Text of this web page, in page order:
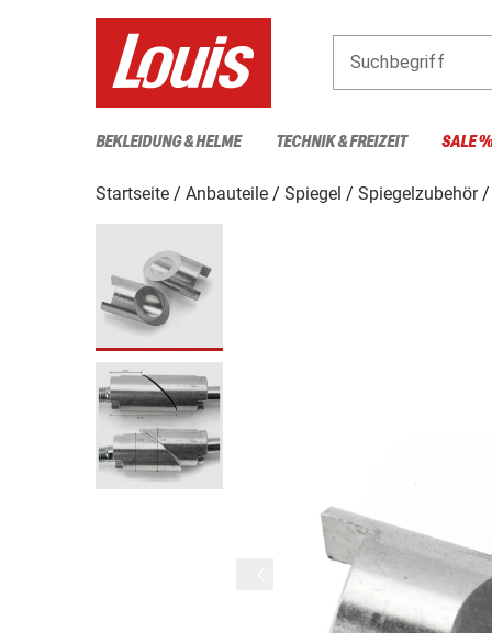
Suchbegriff
BEKLEIDUNG & HELME TECHNIK & FREIZEIT SALE %
Startseite Anbauteile Spiegel Spiegelzubehör